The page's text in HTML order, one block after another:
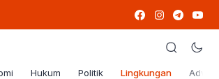
Hukum Politik Lingkungan